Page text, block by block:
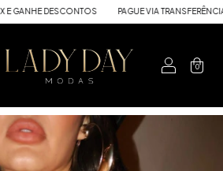
DESCONTOS PAGUE VIA TRANSFERÊNCIA PIX
0